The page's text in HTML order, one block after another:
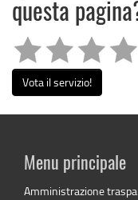
questa
Vota il servizio!
Menu principale
Amministrazione